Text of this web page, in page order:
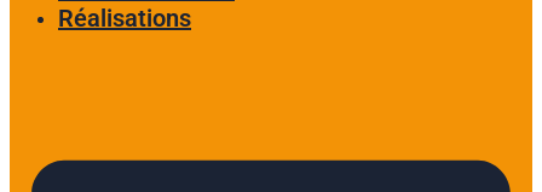
Réalisations